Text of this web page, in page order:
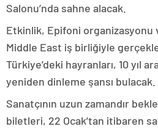
Salonu’nda sahne alacak.
Etkinlik, Epifoni organizasyonu
Middle East iş birliğiyle
Türkiye’deki hayranları, 10 yıl
yeniden dinleme şansı bulacak.
Sanatçının uzun zamandır
biletleri, 22 Ocak’tan itibaren